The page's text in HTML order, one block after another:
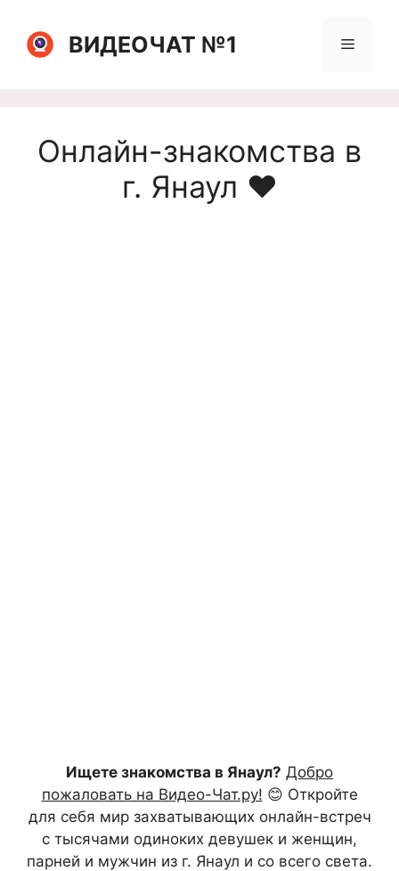
содержимомуВИДЕОЧАТ №1 Меню
Онлайн-знакомства в
г. Янаул ❤️
Ищете знакомства в Янаул? Добро
пожаловать на Видео-Чат.ру! 😊 Откройте
для себя мир захватывающих онлайн-встреч
с тысячами одиноких девушек и женщин,
парней и мужчин из г. Янаул и со всего света.